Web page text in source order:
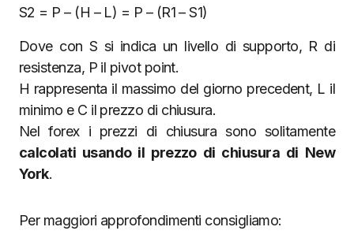
S2 = P – (H – L) = P – (R1 – S1)
Dove con S si indica un livello di supporto, R di
resistenza, P il pivot point.
H rappresenta il massimo del giorno precedent, L il
minimo e C il prezzo di chiusura.
Nel forex i prezzi di chiusura sono solitamente
calcolati usando il prezzo di chiusura di New
York.
Per maggiori approfondimenti consigliamo: